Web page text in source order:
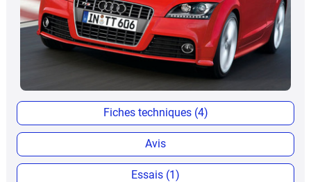
Fiches techniques (4)
Avis
Essais (1)